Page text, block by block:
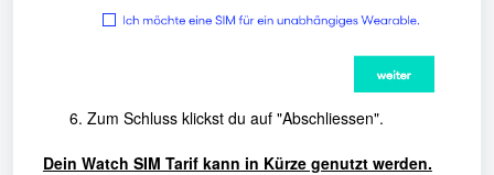
Zum Schluss klickst du auf "Abschliessen".
Dein Watch SIM Tarif kann in Kürze genutzt werden.